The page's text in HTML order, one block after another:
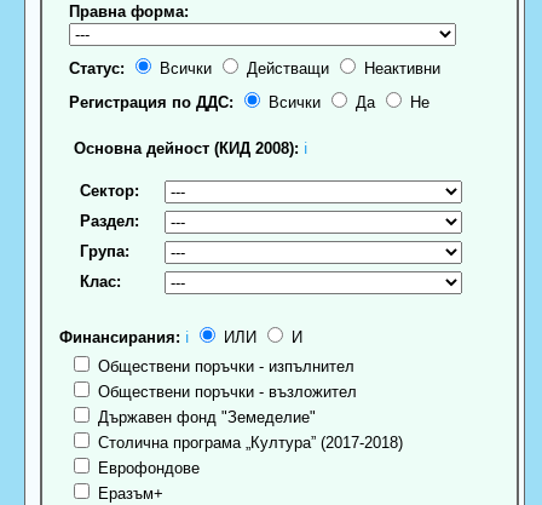
Правна форма:
Статус: Всички Действащи
Неактивни
Регистрация по ДДС:
Всички Да Не
Основна дейност (КИД 2008): ℹ
Сектор:
Раздел:
Група:
Клас:
Финансирания: ℹ ИЛИ
И
Обществени поръчки - изпълнител
Обществени поръчки - възложител
Държавен фонд "Земеделие"
Столична програма „Култура” (2017-2018)
Еврофондове
Еразъм+